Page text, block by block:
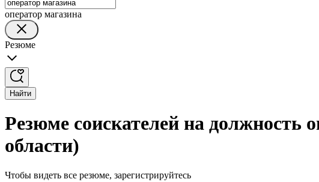
оператор магазина
Резюме
Найти
Резюме соискателей на должность
области)
Чтобы видеть все резюме, зарегистрируйтесь